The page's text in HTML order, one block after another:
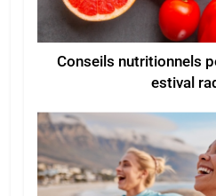
Conseils nutritionnels
estival